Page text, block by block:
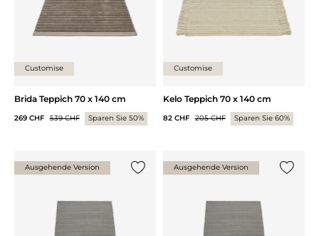
Customise
Brida Teppich 70 x 140 cm
269 CHF 539 CHF Sparen Sie 50%
Customise
Kelo Teppich 70 x 140 cm
82 CHF 205 CHF Sparen Sie 60%
Ausgehende Version Ausgehende Version